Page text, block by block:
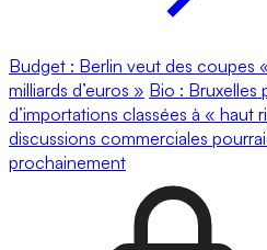
Budget : Berlin veut des coupes
milliards d’euros » Bio : Bruxelles
d’importations classées à « haut
discussions commerciales
prochainement